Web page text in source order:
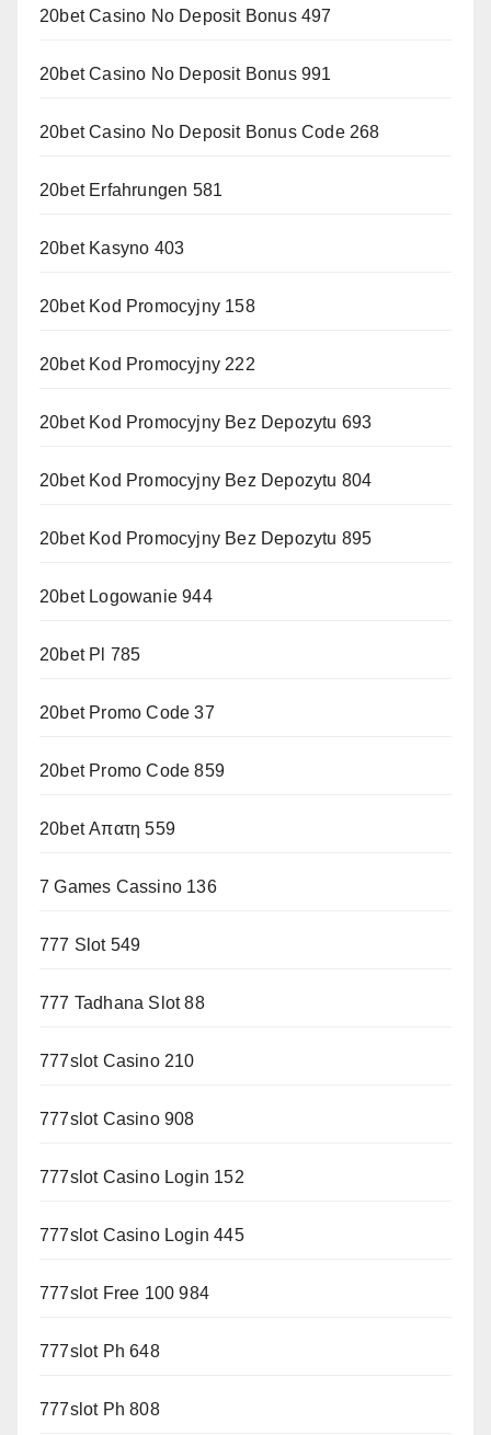
20bet Casino No Deposit Bonus 497
20bet Casino No Deposit Bonus 991
20bet Casino No Deposit Bonus Code 268
20bet Erfahrungen 581
20bet Kasyno 403
20bet Kod Promocyjny 158
20bet Kod Promocyjny 222
20bet Kod Promocyjny Bez Depozytu 693
20bet Kod Promocyjny Bez Depozytu 804
20bet Kod Promocyjny Bez Depozytu 895
20bet Logowanie 944
20bet Pl 785
20bet Promo Code 37
20bet Promo Code 859
20bet Απατη 559
7 Games Cassino 136
777 Slot 549
777 Tadhana Slot 88
777slot Casino 210
777slot Casino 908
777slot Casino Login 152
777slot Casino Login 445
777slot Free 100 984
777slot Ph 648
777slot Ph 808